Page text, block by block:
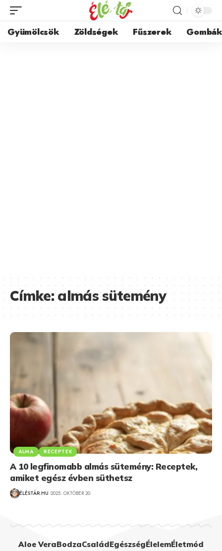
Gyümölcsök Zöldségek Fűszerek Gombák
Címke:almás sütemény
ALMA RECEPTEK
A 10 legfinomabb almás sütemény: Receptek,
amiket egész évben süthetsz
ÉLÉSTÁR.HU 2025. OKTÓBER 20.
Aloe VeraBodzaCsaládEgészségÉlelemÉletmód